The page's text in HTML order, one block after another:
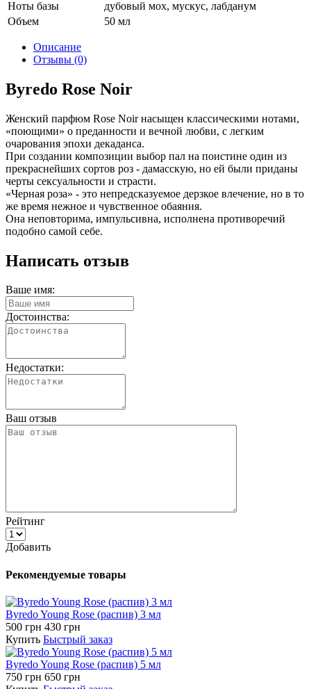
Ноты базы
дубовый мох, мускус, лабданум
Объем
50 мл
Описание
Отзывы (0)
Byredo Rose Noir
Женский парфюм Rose Noir насыщен классическими нотами,
«поющими» о преданности и вечной любви, с легким
очарования эпохи декаданса.
При создании композиции выбор пал на поистине один из
прекраснейших сортов роз - дамасскую, но ей были приданы
черты сексуальности и страсти.
«Черная роза» - это непредсказуемое дерзкое влечение, но в то
же время нежное и чувственное обаяния.
Она неповторима, импульсивна, исполнена противоречий
подобно самой себе.
Написать отзыв
Ваше имя:
Достоинства:
Недостатки:
Ваш отзыв
Рейтинг
Добавить
Рекомендуемые товары
Byredo Young Rose (распив) 3 мл
500 грн 430 грн
Купить Быстрый заказ
Byredo Young Rose (распив) 5 мл
750 грн 650 грн